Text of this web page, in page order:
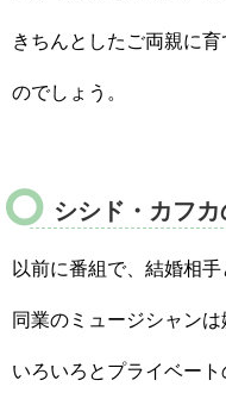
きちんとしたご両親に育
のでしょう。
シシド・カフ
以前に番組で、結婚相手
同業のミュージシャンは
いろいろとプライベート